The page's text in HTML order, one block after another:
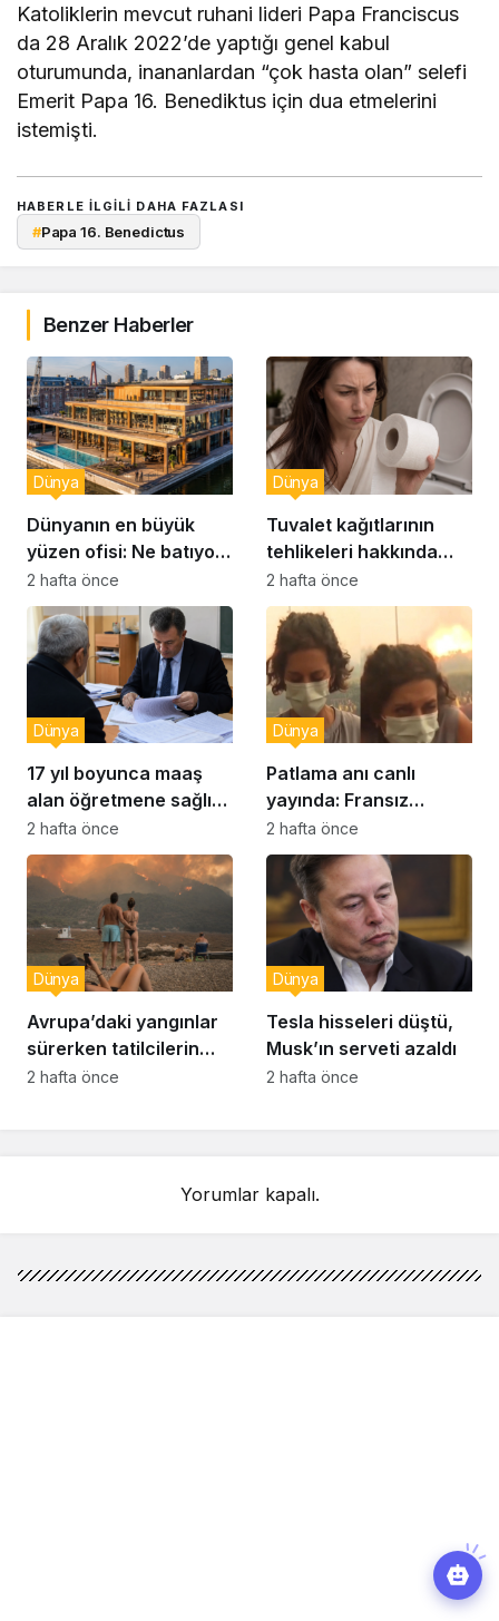
Katoliklerin mevcut ruhani lideri Papa Franciscus
da 28 Aralık 2022’de yaptığı genel kabul
oturumunda, inananlardan “çok hasta olan” selefi
Emerit Papa 16. Benediktus için dua etmelerini
istemişti.
HABERLE ILGILI DAHA FAZLASI
#Papa 16. Benedictus
Benzer Haberler
Dünyanın en büyük
yüzen ofisi: Ne batıyor
ne yerinde kalıyor
Dünya
2 hafta önce
Tuvalet kağıtlarının
tehlikeleri hakkında
yeni uyarılar
Dünya
2 hafta önce
17 yıl boyunca maaş
alan öğretmene sağlık
raporu soruşturması
Dünya
2 hafta önce
Patlama anı canlı
yayında: Fransız
muhabir şaşkın
Dünya
2 hafta önce
Avrupa’daki yangınlar
sürerken tatilcilerin
kayıtsızlığı tepki yarattı
Dünya
2 hafta önce
Tesla hisseleri düştü,
Musk’ın serveti azaldı
Dünya
2 hafta önce
Yorumlar kapalı.